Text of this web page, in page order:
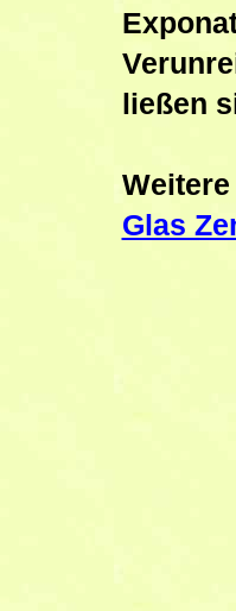
ließen
Glas